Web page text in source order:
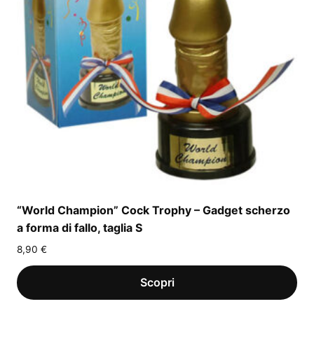
“World Champion” Cock Trophy – Gadget scherzo
a forma di fallo, taglia S
8,90 €